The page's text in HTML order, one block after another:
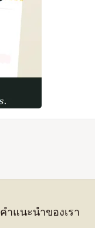
คำแนะนำของเรา